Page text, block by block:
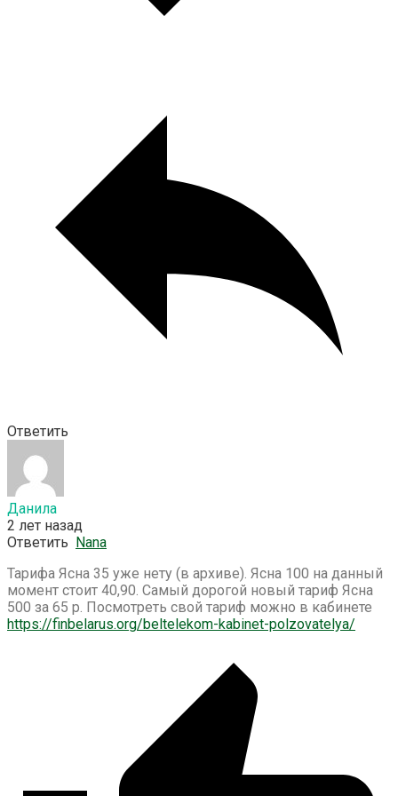
Ответить
Данила
2 лет назад
Ответить Nana
Тарифа Ясна 35 уже нету (в архиве). Ясна 100 на данный
момент стоит 40,90. Самый дорогой новый тариф Ясна
500 за 65 р. Посмотреть свой тариф можно в кабинете
https://finbelarus.org/beltelekom-kabinet-polzovatelya/